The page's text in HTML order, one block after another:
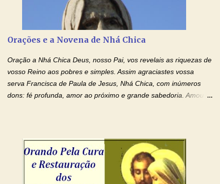
Tuas Mãos, que suportaram a mais profunda dor ao serem
pregadas na Cruz, reergam-me e curem-me agora. Jesus, não
amo. Nós precisamos desesperadamente de cura física e
espiritual, através do toque consolador de tuas Mãos
ensanguentadas e infinitamente poderosas. Eu reconheço,
apesar de toda a minha limitação e da infinidade dos meus ...
Orações e a Novena de Nhá Chica
Oração a Nhá Chica Deus, nosso Pai, vos revelais as riquezas de
vosso Reino aos pobres e simples. Assim agraciastes vossa
serva Francisca de Paula de Jesus, Nhá Chica, com inúmeros
dons: fé profunda, amor ao próximo e grande sabedoria. Amou a
Senhor Jesus Cristo, vosso Filho, na unidade do Espírito Santo.
Amém. Novena a Nhá Chica (Oração para obter os favores
celestiais através da intercessão da Serva de Deus Nhá Chica)
(Rezar durante nove dias seguidos ou intercalados) Nhá Chica,